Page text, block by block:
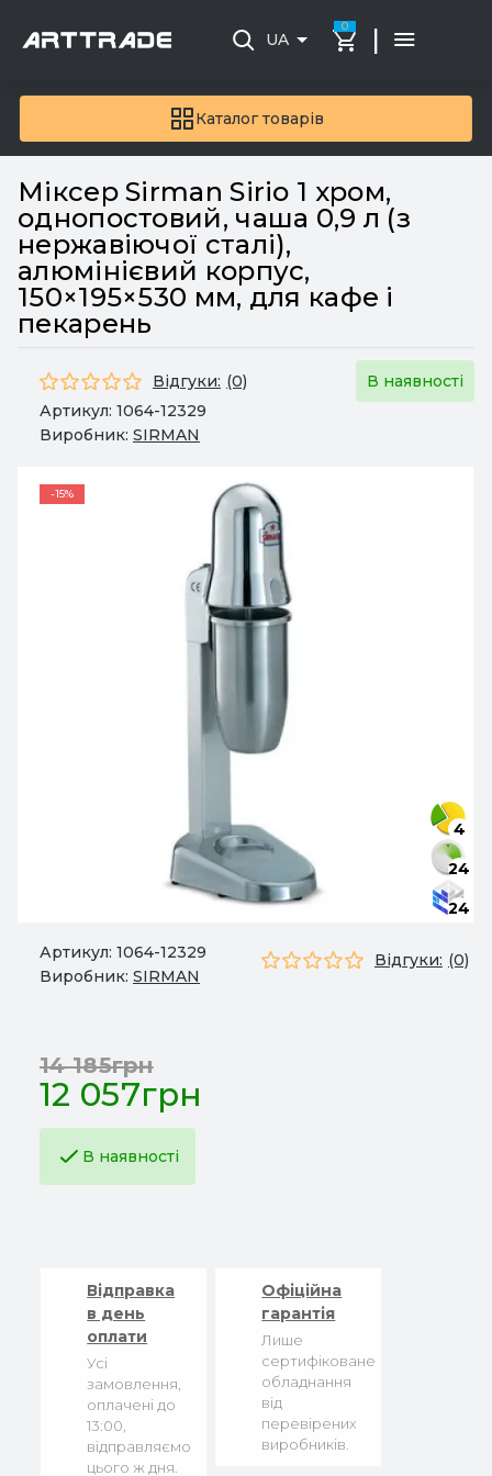
Каталог товарів
UA
0 |
Міксер Sirman Sirio 1 хром,
однопостовий, чаша 0,9 л (з
нержавіючої сталі),
алюмінієвий корпус,
150×195×530 мм, для кафе і
пекарень
Відгуки: (0)
В наявності
Артикул: 1064-12329
Виробник: SIRMAN
-15%
4
24
24
Артикул: 1064-12329
Виробник: SIRMAN
Відгуки: (0)
12 057грн
14 185грн
В наявності
Відправка
в день
оплати
Усі
замовлення,
оплачені до
13:00,
відправляємо
цього ж дня.
Офіційна
гарантія
Лише
сертифіковане
обладнання
від
перевірених
виробників.